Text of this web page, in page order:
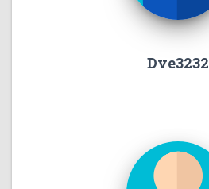
Dve3232